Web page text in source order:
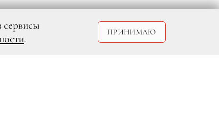
сервисы
.
ПРИНИМАЮ